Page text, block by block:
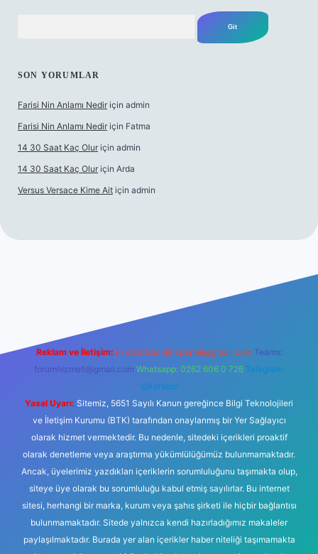
SON YORUMLAR
Farisi Nin Anlamı Nedir için admin
Farisi Nin Anlamı Nedir için Fatma
14 30 Saat Kaç Olur için admin
14 30 Saat Kaç Olur için Arda
Versus Versace Kime Ait için admin
Reklam ve İletişim: E-mail: backlinkpaneli@gmail.com Teams:
forumhizmeti@gmail.com Whatsapp: 0262 606 0 726 Telegram:
@karabul
Yasal Uyarı: Sitemiz, 5651 Sayılı Kanun gereğince Bilgi Teknolojileri
ve İletişim Kurumu (BTK) tarafından onaylanmış bir Yer Sağlayıcı
olarak hizmet vermektedir. Bu nedenle, sitedeki içerikleri proaktif
olarak denetleme veya araştırma yükümlülüğümüz bulunmamaktadır.
Ancak, üyelerimiz yazdıkları içeriklerin sorumluluğunu taşımakta olup,
siteye üye olarak bu sorumluluğu kabul etmiş sayılırlar. Bu internet
sitesi, herhangi bir marka, kurum veya şahıs şirketi ile hiçbir bağlantısı
bulunmamaktadır. Sitede yalnızca kendi hazırladığımız makaleler
paylaşılmaktadır. Burada yer alan içerikler haber niteliği taşımamakta